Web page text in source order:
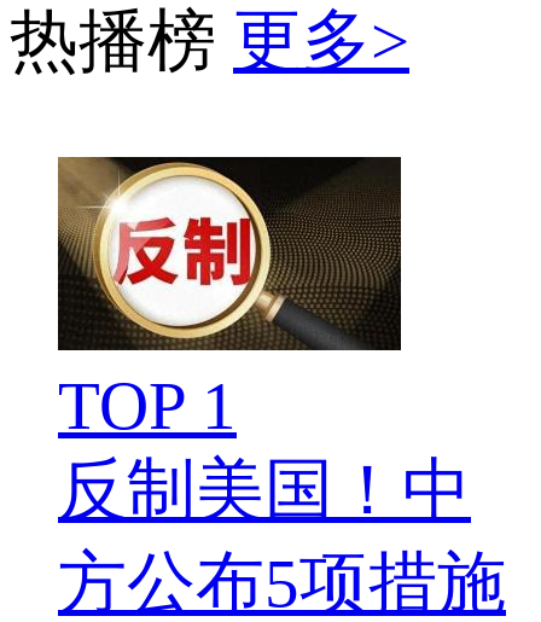
热播榜 更多>
TOP 1
反制美国！中
方公布5项措施